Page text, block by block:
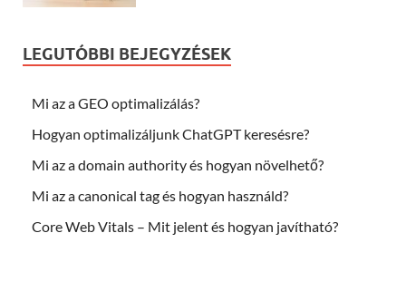
LEGUTÓBBI BEJEGYZÉSEK
Mi az a GEO optimalizálás?
Hogyan optimalizáljunk ChatGPT keresésre?
Mi az a domain authority és hogyan növelhető?
Mi az a canonical tag és hogyan használd?
Core Web Vitals – Mit jelent és hogyan javítható?